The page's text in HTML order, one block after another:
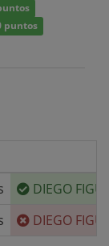
puntos
DIEGO
DIEGO